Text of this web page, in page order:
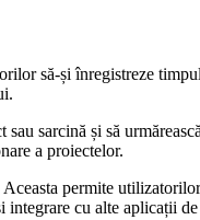
să-și înregistreze
sarcină și să
a proiectelor.
permite
cu alte aplicații